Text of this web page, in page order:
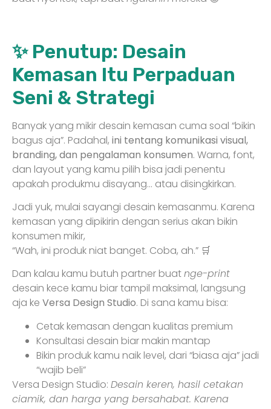
✨ Penutup: Desain
Kemasan Itu Perpaduan
Seni & Strategi
Banyak yang mikir desain kemasan cuma soal “bikin
bagus aja”. Padahal, ini tentang komunikasi visual,
branding, dan pengalaman konsumen. Warna, font,
dan layout yang kamu pilih bisa jadi penentu
apakah produkmu disayang… atau disingkirkan.
Jadi yuk, mulai sayangi desain kemasanmu. Karena
kemasan yang dipikirin dengan serius akan bikin
konsumen mikir,
“Wah, ini produk niat banget. Coba, ah.” 🛒
Dan kalau kamu butuh partner buatnge-print
desain kece kamu biar tampil maksimal, langsung
aja ke Versa Design Studio. Di sana kamu bisa:
Cetak kemasan dengan kualitas premium
Konsultasi desain biar makin mantap
Bikin produk kamu naik level, dari “biasa aja” jadi
“wajib beli”
Versa Design Studio: Desain keren, hasil cetakan
ciamik, dan harga yang bersahabat. Karena